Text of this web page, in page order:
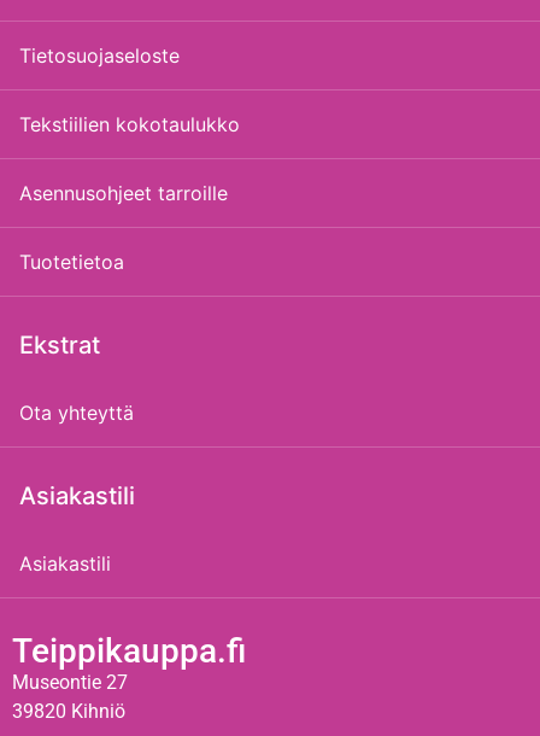
Tietosuojaseloste
Tekstiilien kokotaulukko
Asennusohjeet tarroille
Tuotetietoa
Ekstrat
Ota yhteyttä
Asiakastili
Asiakastili
Teippikauppa.fi
Museontie 27
39820 Kihniö